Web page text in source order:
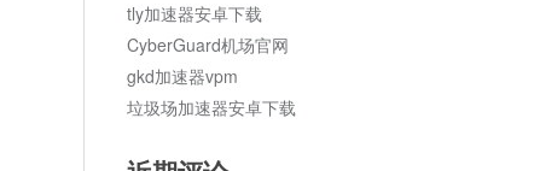
tly加速器安卓下载
CyberGuard机场官网
gkd加速器vpm
垃圾场加速器安卓下载